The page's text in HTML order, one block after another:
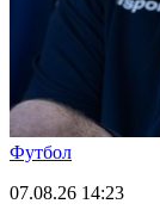
Футбол
07.08.26 14:23